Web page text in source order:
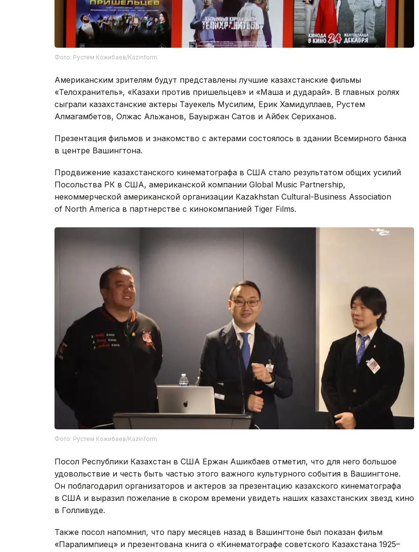
Фото: Рустем Кожибаев/Kazinform
Американским зрителям будут представлены лучшие казахстанские фильмы
«Телохранитель», «Казахи против пришельцев» и «Маша и дударай». В главных ролях
сыграли казахстанские актеры Тауекель Мусилим, Ерик Хамидуллаев, Рустем
Алмагамбетов, Олжас Альжанов, Бауыржан Сатов и Айбек Сериханов.
Презентация фильмов и знакомство с актерами состоялось в здании Всемирного банка
в центре Вашингтона.
Продвижение казахстанского кинематографа в США стало результатом общих усилий
Посольства РК в США, американской компании Global Music Partnership,
некоммерческой американской организации Kazakhstan Cultural-Business Association
of North America в партнерстве с кинокомпанией Tiger Films.
Фото: Рустем Кожибаев/Kazinform
Посол Республики Казахстан в США Ержан Ашикбаев отметил, что для него большое
удовольствие и честь быть частью этого важного культурного события в Вашингтоне.
Он поблагодарил организаторов и актеров за презентацию казахского кинематографа
в США и выразил пожелание в скором времени увидеть наших казахстанских звезд кино
в Голливуде.
Также посол напомнил, что пару месяцев назад в Вашингтоне был показан фильм
«Паралимпиец» и презентована книга о «Кинематографе советского Казахстана 1925–